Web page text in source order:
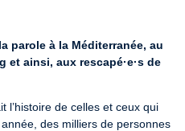
parole à la Méditerranée, au
et ainsi, aux rescapé·e·s de
l’histoire de celles et ceux qui
des milliers de personnes